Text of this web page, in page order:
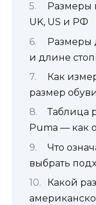
Размеры
UK, US и РФ
Размеры
и длине
Как
размер обуви
Таблица
Puma — как
Что
выбрать
Какой